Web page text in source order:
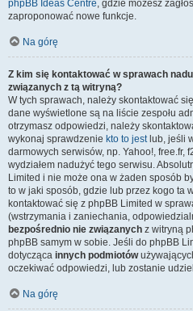
phpBB Ideas Centre, gdzie możesz
zaproponować nowe funkcje.
Na górę
Z kim się kontaktować w sprawach
związanych z tą witryną?
W tych sprawach, należy skontaktować
dane wyświetlone są na liście zespołu
otrzymasz odpowiedzi, należy
wykonaj sprawdzenie kto to jestlub, jeśli
darmowych serwisów, np. Yahoo!, free.fr,
wydziałem nadużyć tego serwisu.
Limited i nie może ona w żaden sposób
to w jaki sposób, gdzie lub przez kogo ta
kontaktować się z phpBB Limited w
(wstrzymania i zaniechania,
bezpośrednio nie związanych z witryną
phpBB samym w sobie. Jeśli do phpBB
dotycząca innych podmiotów
oczekiwać odpowiedzi, lub zostanie
Na górę